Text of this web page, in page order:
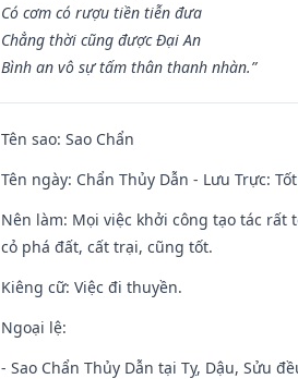
Có cơm có rượu tiền tiễn đưa
Chẳng thời cũng được Đại An
Bình an vô sự tấm thân thanh nhàn.”
Tên sao: Sao Chẩn
Tên ngày: Chẩn Thủy Dẫn - Lưu Trực:
Nên làm: Mọi việc khởi công tạo tác rất
cỏ phá đất, cất trại, cũng tốt.
Kiêng cữ: Việc đi thuyền.
Ngoại lệ:
- Sao Chẩn Thủy Dẫn tại Tỵ, Dậu, Sửu